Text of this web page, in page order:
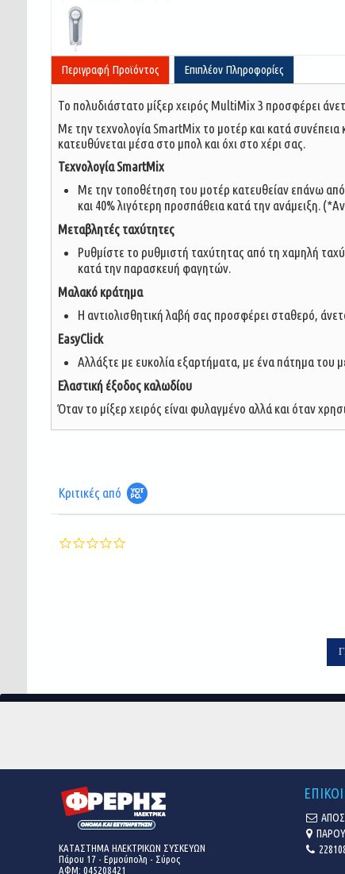
Περιγραφή Προϊόντος Επιπλέον Πληροφορίες
Το πολυδιάστατο μίξερ χειρός MultiMix 3 προσφέρει
Με την τεχνολογία SmartMix το μοτέρ και κατά
κατευθύνεται μέσα στο μπολ και όχι στο χέρι σας.
Τεχνολογία SmartMix
Με την τοποθέτηση του μοτέρ κατευθείαν επάνω
και 40% λιγότερη προσπάθεια κατά την ανάμειξη.
Μεταβλητές ταχύτητες
Ρυθμίστε το ρυθμιστή ταχύτητας από τη χαμηλή
κατά την παρασκευή φαγητών.
Μαλακό κράτημα
Η αντιολισθητική λαβή σας προσφέρει σταθερό,
EasyClick
Αλλάξτε με ευκολία εξαρτήματα, με ένα πάτημα του
Ελαστική έξοδος καλωδίου
Όταν το μίξερ χειρός είναι φυλαγμένο αλλά και όταν
Κριτικές από
0.0
ΚΑΤΑΣΤΗΜΑ ΗΛΕΚΤΡΙΚΩΝ ΣΥΣΚΕΥΩΝ
Πάρου 17 - Ερμούπολη - Σύρος
ΑΦΜ: 045208421